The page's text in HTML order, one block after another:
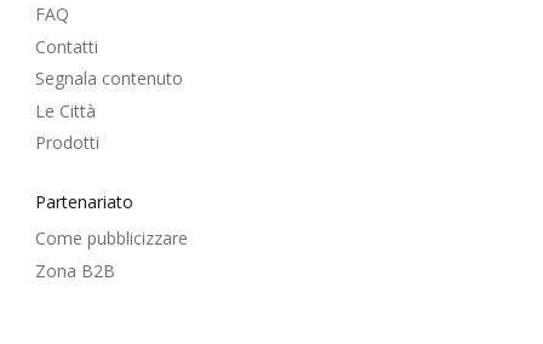
FAQ
Contatti
Segnala contenuto
Le Città
Prodotti
Partenariato
Come pubblicizzare
Zona B2B